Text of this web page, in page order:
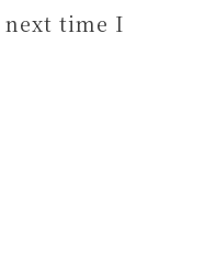
time I